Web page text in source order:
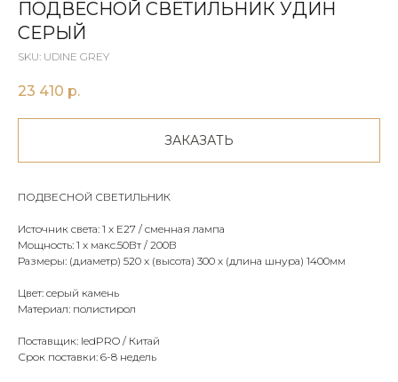
ПОДВЕСНОЙ СВЕТИЛЬНИК УДИН
СЕРЫЙ
SKU: UDINE GREY
23 410 р.
ЗАКАЗАТЬ
ПОДВЕСНОЙ СВЕТИЛЬНИК
Источник света: 1 х E27 / сменная лампа
Мощность: 1 х макс.50Вт / 200В
Размеры: (диаметр) 520 x (высота) 300 х (длина шнура) 1400мм
Цвет: серый камень
Материал: полистирол
Поставщик: ledPRO / Китай
Срок поставки: 6-8 недель